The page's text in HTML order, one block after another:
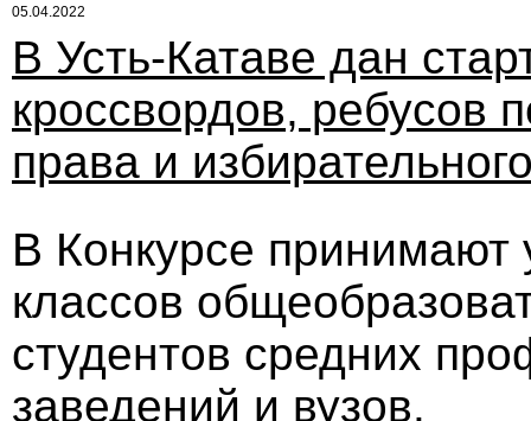
05.04.2022
В Усть-Катаве дан
кроссвордов, ребусов
права и
В Конкурсе принимают
классов
студентов средних
заведений и вузов.